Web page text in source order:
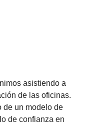
asistiendo a
de las oficinas.
de un modelo de
de confianza en